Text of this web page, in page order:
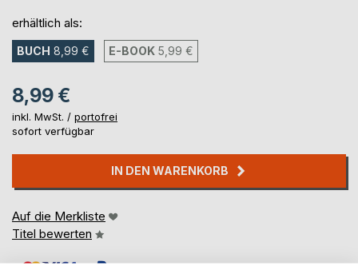
erhältlich als:
BUCH 8,99 € E-BOOK 5,99 €
8,99 €
inkl. MwSt. / portofrei
sofort verfügbar
IN DEN WARENKORB
Auf die Merkliste
Titel bewerten